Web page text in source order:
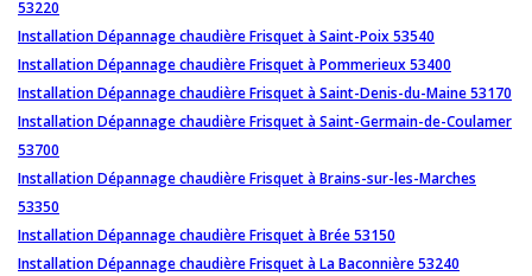
53220
Installation Dépannage chaudière Frisquet à Saint-Poix 53540
Installation Dépannage chaudière Frisquet à Pommerieux 53400
Installation Dépannage chaudière Frisquet à Saint-Denis-du-Maine 53170
Installation Dépannage chaudière Frisquet à Saint-Germain-de-Coulamer
53700
Installation Dépannage chaudière Frisquet à Brains-sur-les-Marches
53350
Installation Dépannage chaudière Frisquet à Brée 53150
Installation Dépannage chaudière Frisquet à La Baconnière 53240